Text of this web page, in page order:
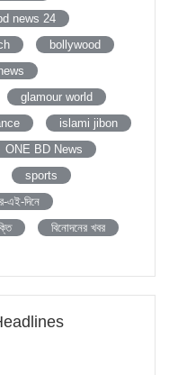
news 24
bollywood
glamour world
islami jibon
ONE BD News
sports
এই-দিনে
বিনোদনের খবর